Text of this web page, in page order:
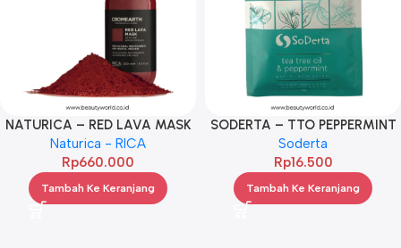
NATURICA – RED LAVA MASK
250ML
Naturica - RICA
Rp660.000
Tambah Ke Keranjang
SODERTA – TTO PEPPERMINT
PEEL OFF MASK 30G
Soderta
Rp16.500
Tambah Ke Keranjang